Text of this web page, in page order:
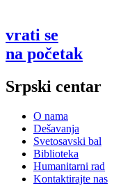
vrati se
na početak
Srpski centar
O nama
Dešavanja
Svetosavski bal
Biblioteka
Humanitarni rad
Kontaktirajte nas